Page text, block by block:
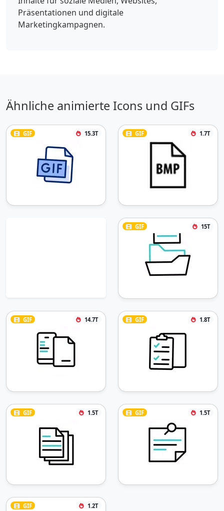
Präsentationen und digitale
Marketingkampagnen.
Ähnliche animierte Icons und GIFs
GIF 15.3T GIF 1.7T
GIF 15T
GIF 14.7T GIF 1.8T
GIF 1.5T GIF 1.5T
GIF 1.2T